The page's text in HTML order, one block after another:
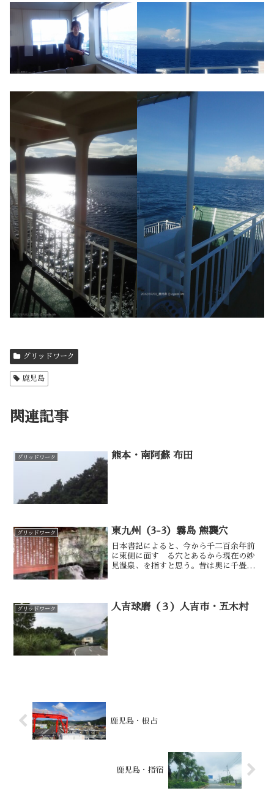
グリッドワーク
鹿児島
関連記事
グリッドワーク 熊本・南阿蘇 布田
グリッドワーク 東九州（3-3）霧島 熊襲穴
日本書記によると、今から千二百余年前
に東側に面す る穴とあるから現在の妙
見温泉、を指すと思う。昔は奥に千畳敷
祝いに熊本、鹿児島、宮崎の...
グリッドワーク 人吉球磨（３）人吉市・五木村
鹿児島・根占
鹿児島・指宿